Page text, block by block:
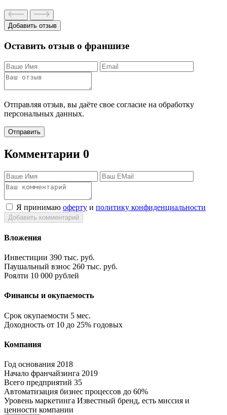
Добавить отзыв
Оставить отзыв о франшизе
Отправляя отзыв, вы даёте свое согласие на обработку
персональных данных.
Отправить
Комментарии 0
Я принимаю оферту и политику конфиденциальности
Добавить комментарий
Вложения
Инвестиции 390 тыс. руб.
Паушальный взнос 260 тыс. руб.
Роялти 10 000 рублей
Финансы и окупаемость
Срок окупаемости 5 мес.
Доходность от 10 до 25% годовых
Компания
Год основания 2018
Начало франчайзинга 2019
Всего предприятий 35
Автоматизация бизнес процессов до 60%
Уровень маркетинга Известный бренд, есть миссия и
ценности компании